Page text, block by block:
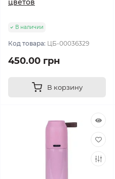
цветов
В наличии
Код товара: ЦБ-00036329
450.00 грн
В корзину